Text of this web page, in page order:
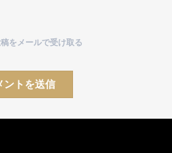
をメールで受け取る